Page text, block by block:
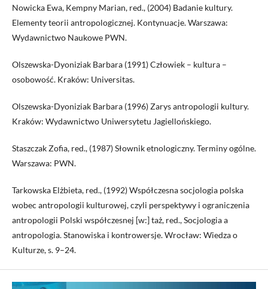
Nowicka Ewa, Kempny Marian, red., (2004) Badanie kultury.
Elementy teorii antropologicznej. Kontynuacje. Warszawa:
Wydawnictwo Naukowe PWN.
Olszewska-Dyoniziak Barbara (1991) Człowiek – kultura –
osobowość. Kraków: Universitas.
Olszewska-Dyoniziak Barbara (1996) Zarys antropologii kultury.
Kraków: Wydawnictwo Uniwersytetu Jagiellońskiego.
Staszczak Zofia, red., (1987) Słownik etnologiczny. Terminy ogólne.
Warszawa: PWN.
Tarkowska Elżbieta, red., (1992) Współczesna socjologia polska
wobec antropologii kulturowej, czyli perspektywy i ograniczenia
antropologii Polski współczesnej [w:] taż, red., Socjologia a
antropologia. Stanowiska i kontrowersje. Wrocław: Wiedza o
Kulturze, s. 9–24.